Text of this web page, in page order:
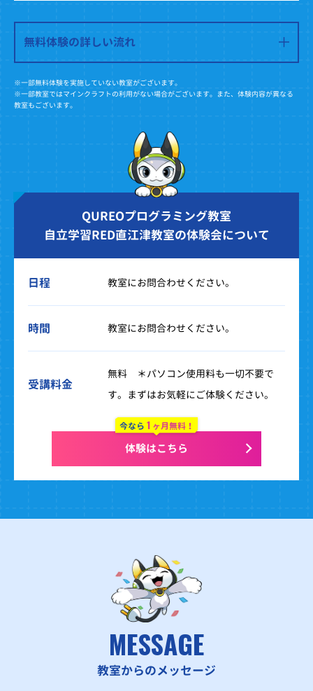
無料体験の詳しい流れ
※一部無料体験を実施していない教室がございます。
※一部教室ではマインクラフトの利用がない場合がございます。また、体験内容が異なる
教室もございます。
QUREOプログラミング教室
自立学習RED直江津教室の体験会について
日程 教室にお問合わせください。
時間 教室にお問合わせください。
受講料金
無料 ＊パソコン使用料も一切不要で
す。まずはお気軽にご体験ください。
今なら 1 ヶ月無料！
体験はこちら
MESSAGE
教室からのメッセージ